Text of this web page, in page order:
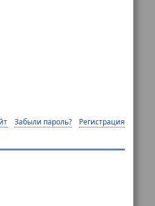
Забыли пароль? Регистрация